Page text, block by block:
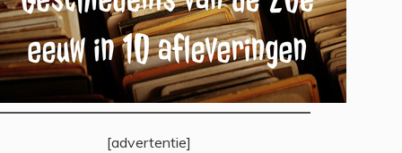
[advertentie]